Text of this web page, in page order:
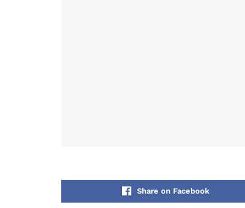
Share on Facebook